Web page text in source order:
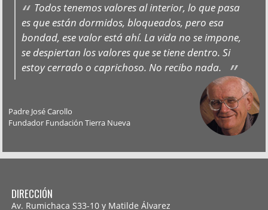
Todos tenemos valores al interior, lo que pasa
es que están dormidos, bloqueados, pero esa
bondad, ese valor está ahí. La vida no se impone,
se despiertan los valores que se tiene dentro. Si
estoy cerrado o caprichoso. No recibo nada.
Padre José Carollo
Fundador Fundación Tierra Nueva
DIRECCIÓN
Av. Rumichaca S33-10 y Matilde Álvarez